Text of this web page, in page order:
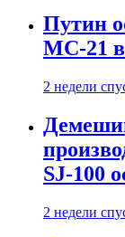
Путин
МС-21 в
2 недели
SJ-100
2 недели